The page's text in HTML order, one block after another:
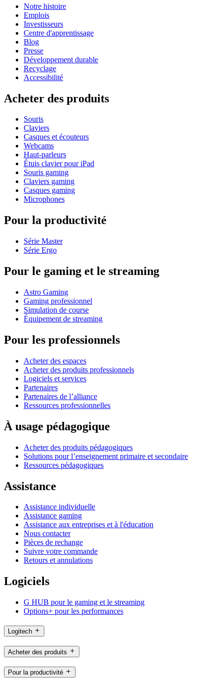
Notre histoire
Emplois
Investisseurs
Centre d'apprentissage
Blog
Presse
Développement durable
Recyclage
Accessibilité
Acheter des produits
Souris
Claviers
Casques et écouteurs
Webcams
Haut-parleurs
Étuis clavier pour iPad
Souris gaming
Claviers gaming
Casques gaming
Microphones
Pour la productivité
Série Master
Série Ergo
Pour le gaming et le streaming
Astro Gaming
Gaming professionnel
Simulation de course
Équipement de streaming
Pour les professionnels
Acheter des espaces
Acheter des produits professionnels
Logiciels et services
Partenaires
Partenaires de l’alliance
Ressources professionnelles
À usage pédagogique
Acheter des produits pédagogiques
Solutions pour l’enseignement primaire et secondaire
Ressources pédagogiques
Assistance
Assistance individuelle
Assistance gaming
Assistance aux entreprises et à l'éducation
Nous contacter
Pièces de rechange
Suivre votre commande
Retours et annulations
Logiciels
G HUB pour le gaming et le streaming
Options+ pour les performances
Logitech
Acheter des produits
Pour la productivité